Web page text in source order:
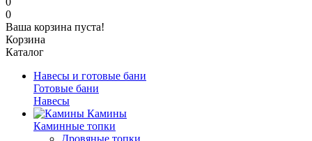
0
Ваша корзина пуста!
Корзина
Каталог
Навесы и готовые бани
Готовые бани
Навесы
Камины
Каминные топки
Дровяные топки